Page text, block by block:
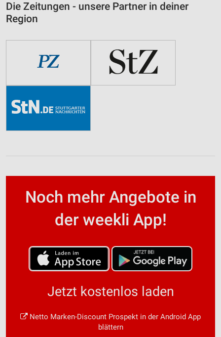
Die Zeitungen - unsere Partner in deiner
Region
Noch mehr Angebote in
der weekli App!
Jetzt kostenlos laden
Netto Marken-Discount Prospekt in der Android App
blättern